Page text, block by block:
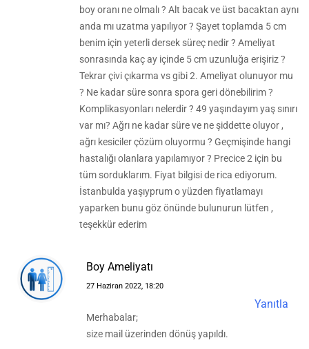
boy oranı ne olmalı ? Alt bacak ve üst bacaktan aynı
anda mı uzatma yapılıyor ? Şayet toplamda 5 cm
benim için yeterli dersek süreç nedir ? Ameliyat
sonrasında kaç ay içinde 5 cm uzunluğa erişiriz ?
Tekrar çivi çıkarma vs gibi 2. Ameliyat olunuyor mu
? Ne kadar süre sonra spora geri dönebilirim ?
Komplikasyonları nelerdir ? 49 yaşındayım yaş sınırı
var mı? Ağrı ne kadar süre ve ne şiddette oluyor ,
ağrı kesiciler çözüm oluyormu ? Geçmişinde hangi
hastalığı olanlara yapılamıyor ? Precice 2 için bu
tüm sorduklarım. Fiyat bilgisi de rica ediyorum.
İstanbulda yaşıyprum o yüzden fiyatlamayı
yaparken bunu göz önünde bulunurun lütfen ,
teşekkür ederim
Boy Ameliyatı
27 Haziran 2022, 18:20
Yanıtla
Merhabalar;
size mail üzerinden dönüş yapıldı.